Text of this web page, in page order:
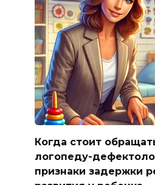
Когда стоит
логопеду-
признаки задержки